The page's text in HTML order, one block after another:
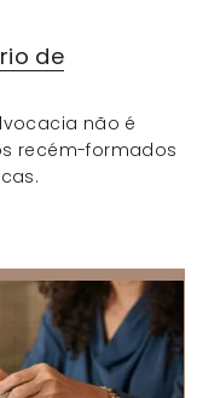
de
não é
recém-formados